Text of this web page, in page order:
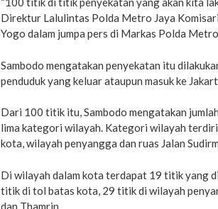
Direktur Lalulintas Polda Metro Jaya
Yogo dalam jumpa pers di Markas Polda
Sambodo mengatakan penyekatan itu
penduduk yang keluar ataupun masuk ke
Dari 100 titik itu, Sambodo mengatakan
lima kategori wilayah. Kategori wilayah
kota, wilayah penyangga dan ruas Jalan
Di wilayah dalam kota terdapat 19 titik yang
titik di tol batas kota, 29 titik di wilayah
dan Thamrin.